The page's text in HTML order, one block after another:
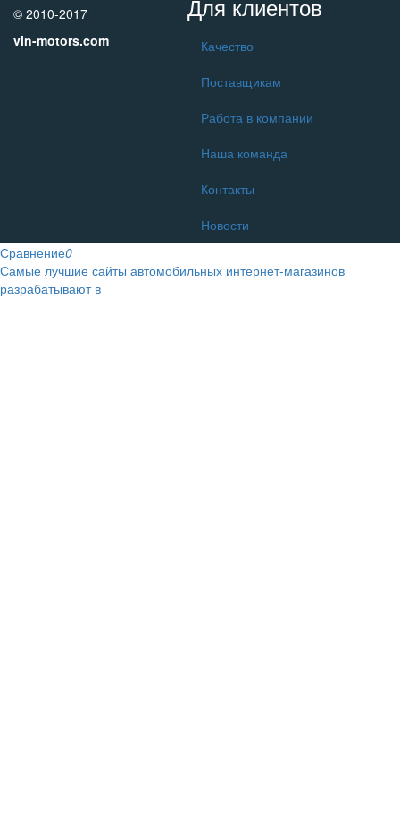
© 2010-2017
vin-motors.com
Для клиентов
Качество
Поставщикам
Работа в компании
Наша команда
Контакты
Новости
Сравнение0
Самые лучшие сайты автомобильных интернет-магазинов
разрабатывают в